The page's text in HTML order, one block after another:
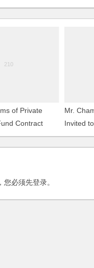
of Private
Contract
Mr.
Invited
您必须先登录。